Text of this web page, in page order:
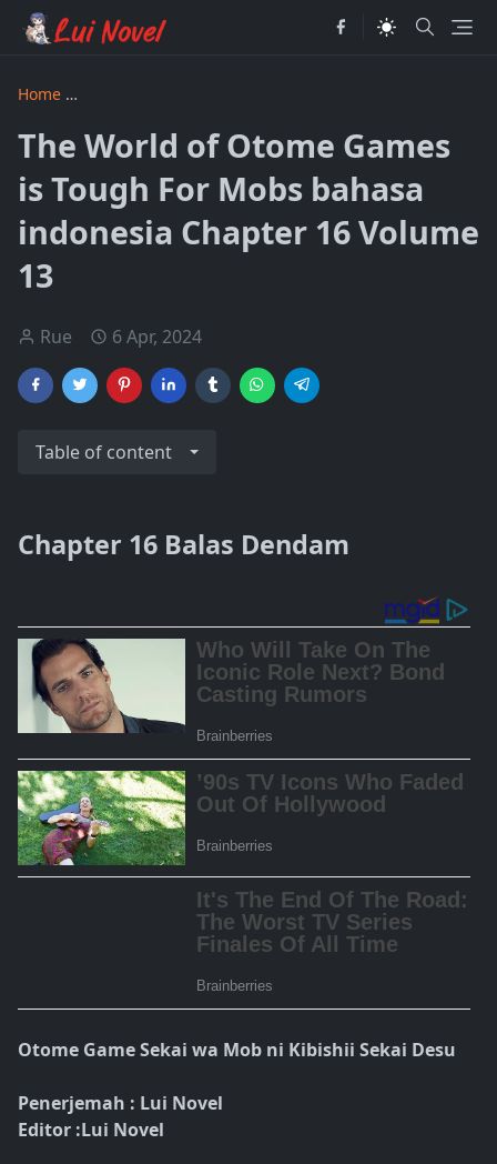
Home
The World of Otome Games
is Tough For Mobs bahasa
indonesia Chapter 16 Volume
13
Rue 6 Apr, 2024
Table of content
Chapter 16 Balas Dendam
Otome Game Sekai wa Mob ni Kibishii Sekai Desu
Penerjemah : Lui Novel
Editor :Lui Novel